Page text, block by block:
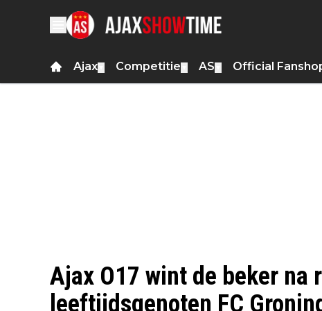
Ajax Competitie AS Official
Ajax O17 wint de beker na
leeftijdsgenoten FC